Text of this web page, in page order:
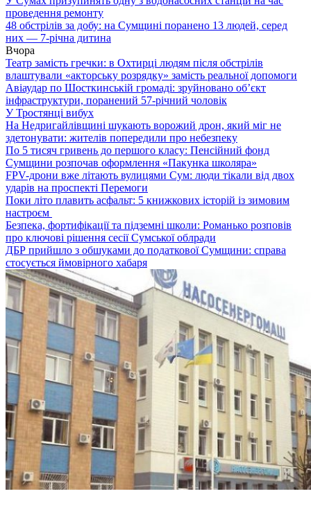
проведення ремонту
48 обстрілів за добу: на Сумщині поранено 13 людей, серед
них — 7-річна дитина
Вчора
Театр замість гречки: в Охтирці людям після обстрілів
влаштували «акторську розрядку» замість реальної допомоги
Авіаудар по Шосткинській громаді: зруйновано об’єкт
інфраструктури, поранений 57-річний чоловік
У Тростянці вибух
На Недригайлівщині шукають ворожий дрон, який міг не
здетонувати: жителів попередили про небезпеку
По 5 тисяч гривень до першого класу: Пенсійний фонд
Сумщини розпочав оформлення «Пакунка школяра»
FPV-дрони вже літають вулицями Сум: люди тікали від двох
ударів на проспекті Перемоги
Поки літо плавить асфальт: 5 книжкових історій із зимовим
настроєм
Безпека, фортифікації та підземні школи: Романько розповів
про ключові рішення сесії Сумської облради
ДБР прийшло з обшуками до податкової Сумщини: справа
стосується ймовірного хабаря